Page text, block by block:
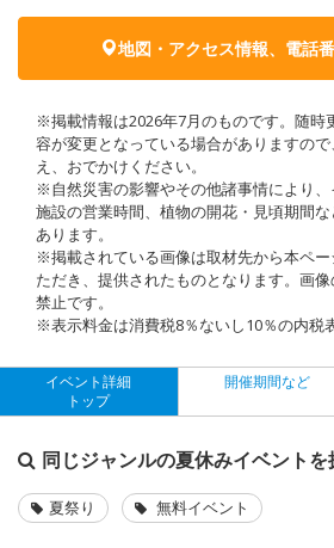
地図・アクセス情報、電話
※掲載情報は2026年7月のものです。随時
容が変更となっている場合がありますの
え、おでかけください。
※自然災害の影響やその他諸事情により、
施設の営業時間、植物の開花・見頃期間
あります。
※掲載されている画像は取材先から本ペ
ただき、提供されたものとなります。画
禁止です。
※表示料金は消費税8％ないし10％の内税
イベント詳細
トップ
開催期間など
同じジャンルの夏休みイベントを
夏祭り 無料イベント